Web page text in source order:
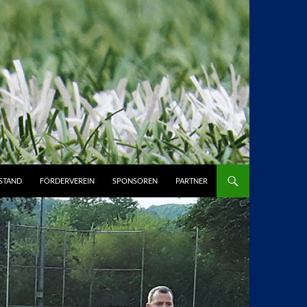
FÖRDERVEREIN SPONSOREN PARTNER